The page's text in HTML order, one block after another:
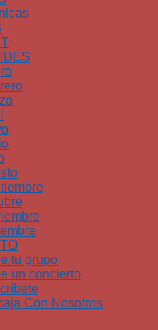
tu grupo
un concierto
Con Nosotros